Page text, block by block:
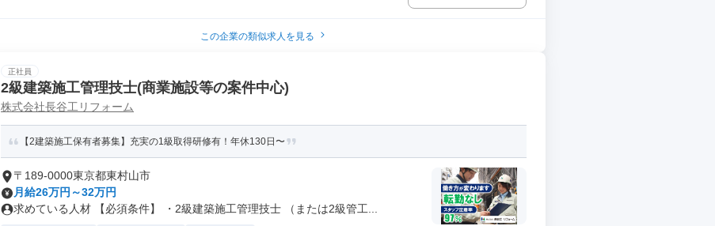
この企業の類似求人を見る
正社員
2級建築施工管理技士(商業施設等の案件中心)
株式会社長谷工リフォーム
【2建築施工保有者募集】充実の1級取得研修有！年休130日〜
〒189-0000東京都東村山市
月給26万円～32万円
求めている人材 【必須条件】 ・2級建築施工管理技士 （または2級管工...